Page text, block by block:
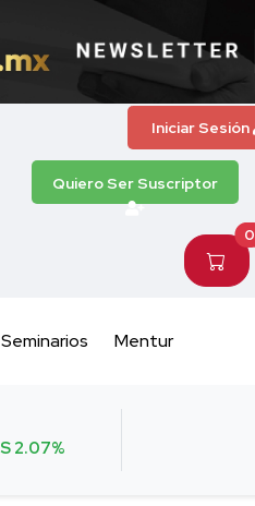
Iniciar Sesión
Quiero Ser Suscriptor
0
Seminarios Mentur
2.07%